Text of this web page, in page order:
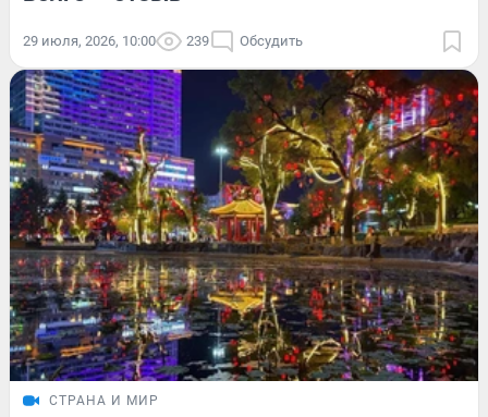
29 июля, 2026, 10:00 239 Обсудить
СТРАНА И МИР